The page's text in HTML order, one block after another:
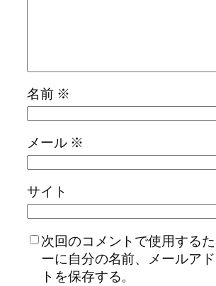
名前 ※
メール ※
サイト
次回のコメントで使用する
ーに自分の名前、メールア
トを保存する。